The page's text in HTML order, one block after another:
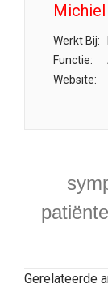
Michiel
Werkt Bij:
Functie:
Website:
Gerelateerde